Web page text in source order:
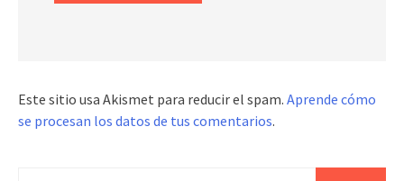
Este sitio usa Akismet para reducir el spam. Aprende cómo
se procesan los datos de tus comentarios.